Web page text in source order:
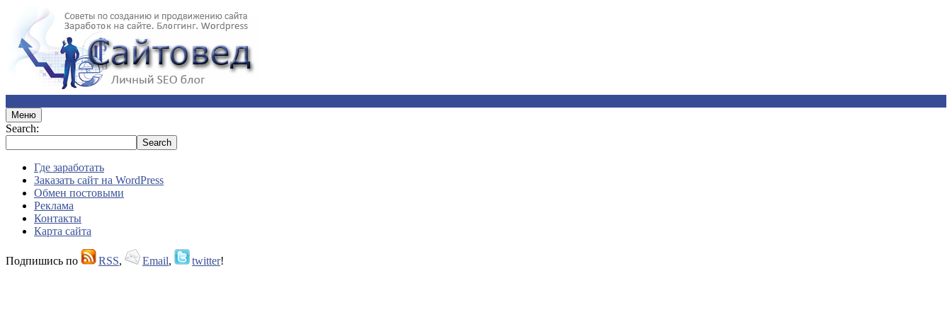
Меню
Search:
Где заработать
Заказать сайт на WordPress
Обмен постовыми
Реклама
Контакты
Карта сайта
Подпишись по RSS, Email, twitter!